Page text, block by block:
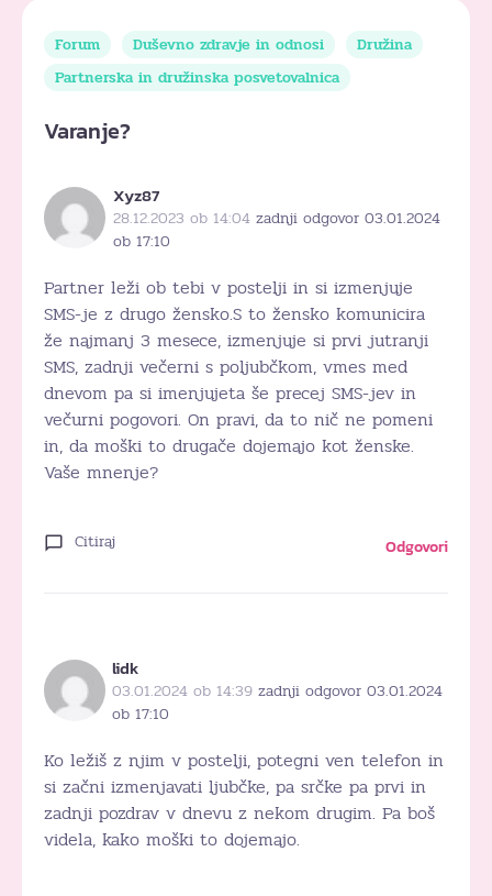
Forum Duševno zdravje in odnosi
Družina
Partnerska in družinska posvetovalnica
Varanje?
Xyz87
28.12.2023 ob 14:04 zadnji odgovor 03.01.2024
ob 17:10
Partner leži ob tebi v postelji in si izmenjuje
SMS-je z drugo žensko.S to žensko komunicira
že najmanj 3 mesece, izmenjuje si prvi jutranji
SMS, zadnji večerni s poljubčkom, vmes med
dnevom pa si imenjujeta še precej SMS-jev in
večurni pogovori. On pravi, da to nič ne pomeni
in, da moški to drugače dojemajo kot ženske.
Vaše mnenje?
Citiraj Odgovori
lidk
03.01.2024 ob 14:39 zadnji odgovor 03.01.2024
ob 17:10
Ko ležiš z njim v postelji, potegni ven telefon in
si začni izmenjavati ljubčke, pa srčke pa prvi in
zadnji pozdrav v dnevu z nekom drugim. Pa boš
videla, kako moški to dojemajo.